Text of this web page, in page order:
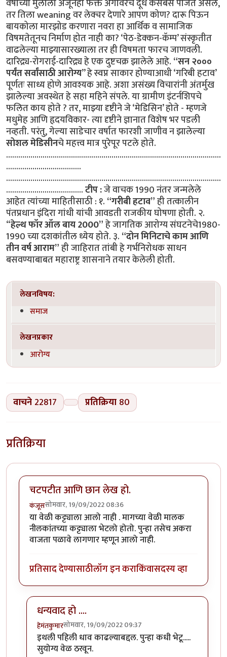
वर्षाच्या मुलाला अजूनही फक्त अंगावरच दूध कसेबसे पाजत असेल,
तर तिला weaning वर लेक्चर देणारे आपण कोण? दारू पिऊन
बायकोला मारझोड करणारा नवरा हा आर्थिक व सामाजिक
विषमतेतूनच निर्माण होत नाही का? ‘पेठ-डेक्कन-कॅम्प’ संस्कृतीत
वाढलेल्या माझ्यासारख्याला तर ही विषमता फारच जाणवली.
दारिद्र्य-रोगराई-दारिद्र्य हे एक दुष्टचक्र झालेले आहे.“सन २०००
पर्यंत सर्वांसाठी आरोग्य” हे स्वप्न साकार होण्याआधी ‘गरिबी हटाव’
पूर्णतः साध्य होणे आवश्यक आहे. अशा असंख्य विचारांनी अंतर्मुख
झालेल्या अवस्थेत हे सहा महिने संपले. या ग्रामीण इंटर्नशिपचे
फलित काय होते ? तर, माझ्या दृष्टीने जे ‘मेडिसिन’ होते - म्हणजे
मधुमेह आणि हृदयविकार- त्या दृष्टीने ज्ञानात विशेष भर पडली
नव्हती. परंतु, गेल्या साडेचार वर्षात फारशी जाणीव न झालेल्या
सोशल मेडिसीनचे महत्त्व मात्र पुरेपूर पटले होते.
……………………………………………………………………………………..........
.....................................
..........................................................................................................
......................................टीप :जे वाचक 1990 नंतर जन्मलेले
आहेत त्यांच्या माहितीसाठी : १.“गरीबी हटाव”ही तत्कालीन
पंतप्रधान इंदिरा गांधी यांची आवडती राजकीय घोषणा होती. २.
“हेल्थ फॉर ऑल बाय 2000”हे जागतिक आरोग्य संघटनेचे1980-
1990 च्या दशकांतील ध्येय होते. ३.“दोन मिनिटाचे काम आणि
तीन वर्ष आराम”ही जाहिरात तांबी हे गर्भनिरोधक साधन
बसवण्याबाबत महाराष्ट्र शासनाने तयार केलेली होती.
लेखनविषय:
समाज
लेखनप्रकार
आरोग्य
वाचने 22817 प्रतिक्रिया 80
प्रतिक्रिया
चटपटीत आणि छान लेख हो.
कंजूससोमवार, 19/09/2022 08:36
या वेळी कट्ट्याला आलो नाही . मागच्या वेळी मालक
नीलकांतच्या कट्ट्याला भेटलो होतो. पुन्हा तसेच अकरा
वाजता पळावे लागणार म्हणून आलो नाही.
प्रतिसाद देण्यासाठीलॉग इन कराकिंवासदस्य व्हा
धन्यवाद हो ....
हेमंतकुमारसोमवार, 19/09/2022 09:37
In reply toचटपटीत आणि छान लेख हो.byकंजूस
इथली पहिली धाव काढल्याबद्दल. पुन्हा कधी भेटू.....
सुयोग्य वेळ ठरवून.